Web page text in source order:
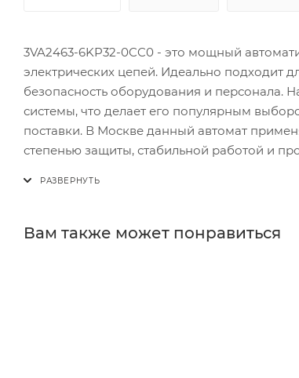
3VA2463-6KP32-0CC0 - это мощный
электрических цепей. Идеально подходит
безопасность оборудования и персонала.
системы, что делает его популярным
поставки. В Москве данный автомат
степенью защиты, стабильной работой и
Вам также может понравиться